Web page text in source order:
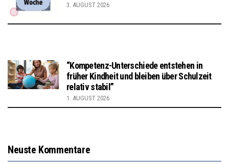
3. AUGUST 2026
“Kompetenz-Unterschiede entstehen in
früher Kindheit und bleiben über Schulzeit
relativ stabil”
1. AUGUST 2026
Neuste Kommentare